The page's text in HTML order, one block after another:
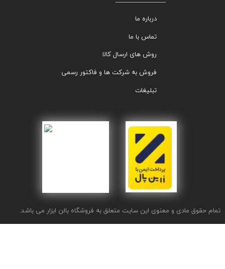
تمام حقوق مادی و معنوی این سایت متعلق به فروشگاه بالن ابزار می باشد.
درباره ما
تماس با ما
روش های ارسال کالا
فروش به شرکت ها و فاکتور رسمی
تبلیغات